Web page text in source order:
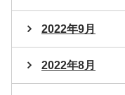
2022年9月
2022年8月